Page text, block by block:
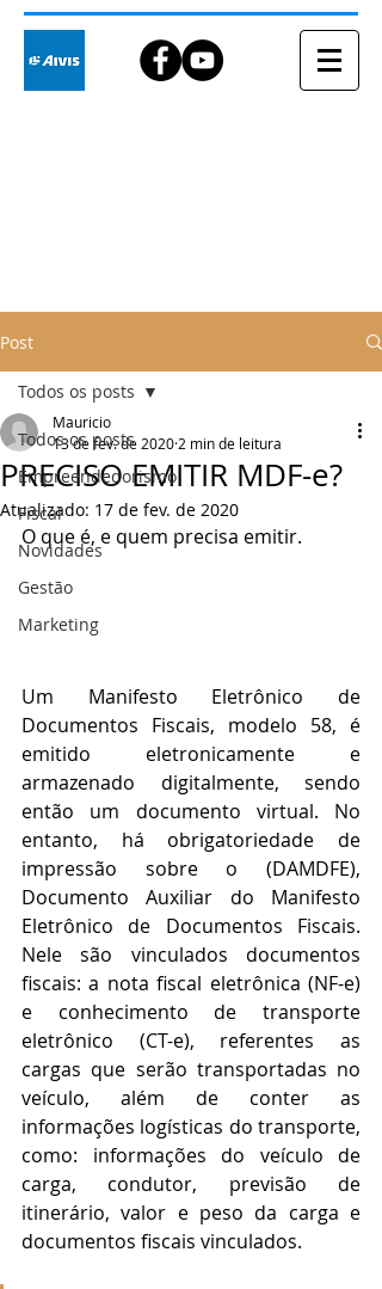
Post
Todos os posts
Empreendedorismo
Fiscal
Novidades
Gestão
Marketing
Todos os posts
PRECISO EMITIR MDF-e?
Mauricio
13 de fev. de 2020 2 min de leitura
Atualizado: 17 de fev. de 2020
O que é, e quem precisa emitir.
Um Manifesto Eletrônico de
Documentos Fiscais, modelo 58, é
emitido eletronicamente e
armazenado digitalmente, sendo
então um documento virtual. No
entanto, há obrigatoriedade de
impressão sobre o (DAMDFE),
Documento Auxiliar do Manifesto
Eletrônico de Documentos Fiscais.
Nele são vinculados documentos
fiscais: a nota fiscal eletrônica (NF-e)
e conhecimento de transporte
eletrônico (CT-e), referentes as
cargas que serão transportadas no
veículo, além de conter as
informações logísticas do transporte,
como: informações do veículo de
carga, condutor, previsão de
itinerário, valor e peso da carga e
documentos fiscais vinculados.